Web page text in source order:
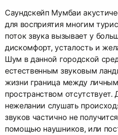
Саундскейп Мумбаи
для восприятия многим
поток звука вызывает у
дискомфорт, усталость и
Шум в данной городской
естественным звуковым
жизни граница между
пространством
нежелании слушать
звуков частично не
помощью наушников, или